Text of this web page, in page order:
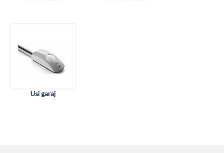
Usi garaj